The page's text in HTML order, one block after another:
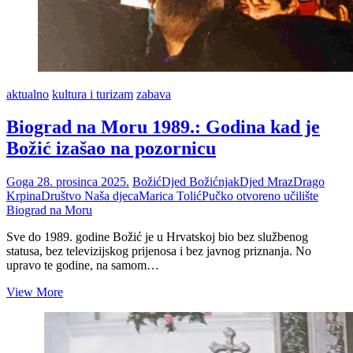
aktualno kultura i turizam zabava
Biograd na Moru 1989.: Godina kad je
Božić izašao na pozornicu
Goga 28. prosinca 2025. BožićDjed BožićnjakDjed MrazDrago
KrpinaDruštvo Naša djecaMarica TolićPučko otvoreno učilište
Biograd na Moru
Sve do 1989. godine Božić je u Hrvatskoj bio bez službenog
statusa, bez televizijskog prijenosa i bez javnog priznanja. No
upravo te godine, na samom…
View MoreBiograd